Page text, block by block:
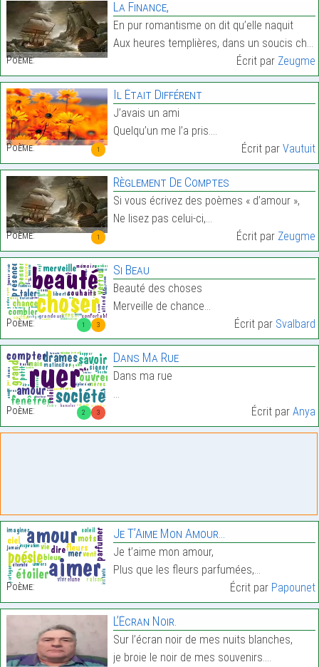
Poème:
La Finance,
En pur romantisme on dit qu’elle naquit
Aux heures templières, dans un soucis chrétien…
Écrit par Zeugme
1
Poème:
Il Était Différent
J’avais un ami
Quelqu’un me l’a pris.…
Écrit par Vautuit
1
Poème:
Règlement De Comptes
Si vous écrivez des poèmes « d’amour »,
Ne lisez pas celui-ci,…
Écrit par Zeugme
1 3
Poème:
Si Beau
Beauté des choses
Merveille de chance…
Écrit par Svalbard
2 3
Poème:
Dans Ma Rue
Dans ma rue
…
Écrit par Anya
Poème:
Je T’Aime Mon Amour…
Je t’aime mon amour,
Plus que les fleurs parfumées,…
Écrit par Papounet
L’Écran Noir.
Sur l’écran noir de mes nuits blanches,
je broie le noir de mes souvenirs.…